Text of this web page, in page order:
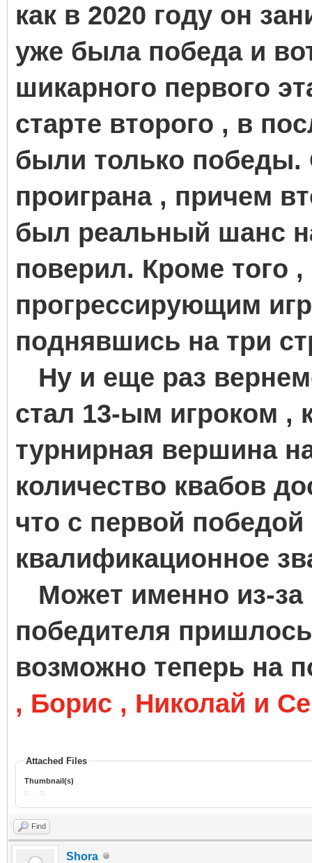
как в 2020 году он
уже была победа и
шикарного первого
старте второго , в
были только победы.
проиграна , причем
был реальный шанс
поверил. Кроме того
прогрессирующим
поднявшись на три
Ну и еще раз
стал 13-ым игроком ,
турнирная вершина
количество квабов
что с первой
квалификационное
Может именно из-
победителя
возможно теперь на
, Борис , Николай и
Attached Files
Thumbnail(s)
Find
Shora